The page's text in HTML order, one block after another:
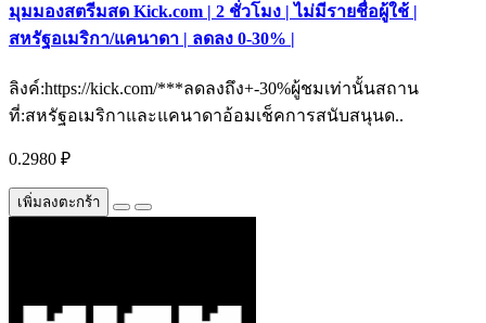
มุมมองสตรีมสด Kick.com | 2 ชั่วโมง | ไม่มีรายชื่อผู้ใช้ |
สหรัฐอเมริกา/แคนาดา | ลดลง 0-30% |
ลิงค์:https://kick.com/***ลดลงถึง+-30%ผู้ชมเท่านั้นสถาน
ที่:สหรัฐอเมริกาและแคนาดาอ้อมเช็คการสนับสนุนด..
0.2980 ₽
เพิ่มลงตะกร้า